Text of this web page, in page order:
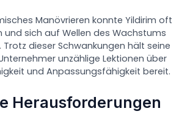
Manövrieren konnte Yildirim oft
und sich auf Wellen des Wachstums
Trotz dieser Schwankungen hält seine
unzählige Lektionen über
und Anpassungsfähigkeit bereit.
Herausforderungen